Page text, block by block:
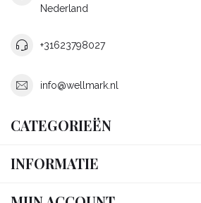
Nederland
+31623798027
info@wellmark.nl
CATEGORIEËN
INFORMATIE